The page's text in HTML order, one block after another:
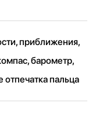
приближения,
барометр,
отпечатка пальца